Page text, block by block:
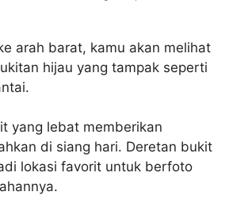
arah barat, kamu akan melihat
hijau yang tampak seperti
yang lebat memberikan
di siang hari. Deretan bukit
lokasi favorit untuk berfoto